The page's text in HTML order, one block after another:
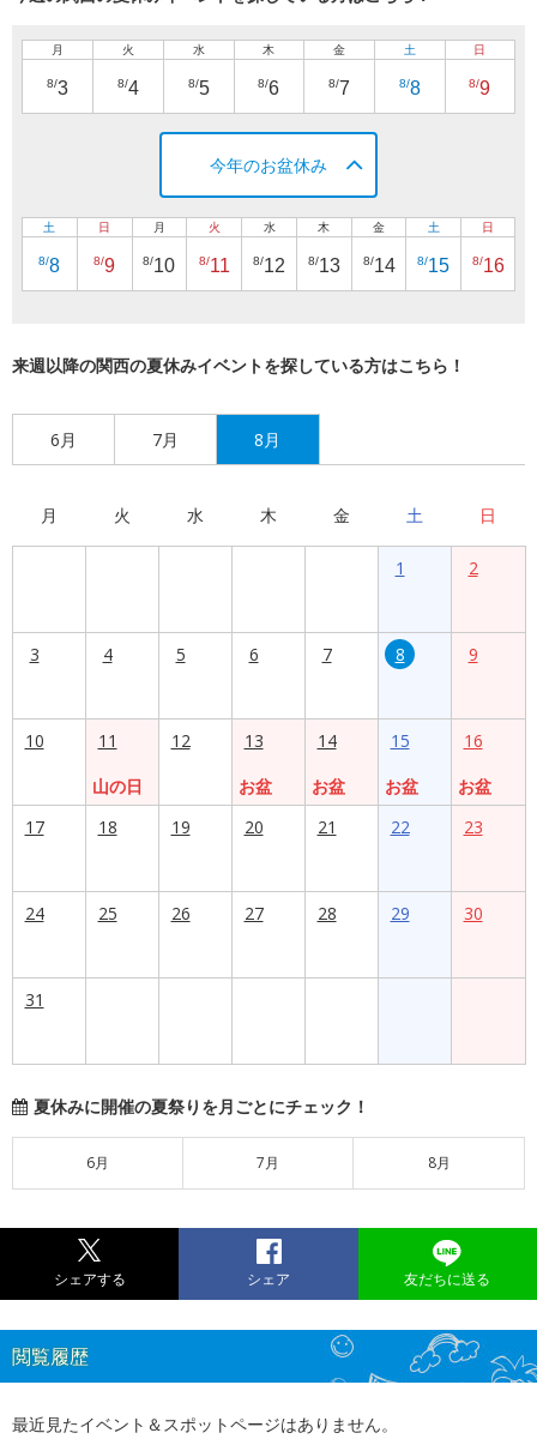
月
8/3
火
8/4
水
8/5
木
8/6
金
8/7
土
8/8
日
8/9
今年のお盆休み
土
8/8
日
8/9
月
8/10
火
8/11
水
8/12
木
8/13
金
8/14
土
8/15
日
8/16
来週以降の関西の夏休みイベントを探している方はこちら！
6月 7月 8月
月 火 水 木 金 土 日
1 2
3 4 5 6 7 8 9
10
11
山の日
12
13
お盆
14
お盆
15
お盆
16
お盆
17
18 19 20 21 22 23
24 25 26 27 28 29 30
31
夏休みに開催の夏祭りを月ごとにチェック！
6月 7月 8月
シェアする シェア 友だちに送る
閲覧履歴
最近見たイベント＆スポットページはありません。